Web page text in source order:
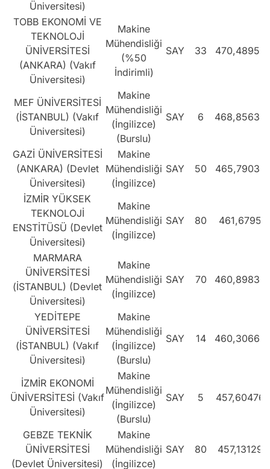
Üniversitesi)
TOBB EKONOMİ VE
TEKNOLOJİ
ÜNİVERSİTESİ
(ANKARA) (Vakıf
Üniversitesi)
Makine
Mühendisliği
(%50
İndirimli)
SAY 33 470,48959
MEF ÜNİVERSİTESİ
(İSTANBUL) (Vakıf
Üniversitesi)
Makine
Mühendisliği
(İngilizce)
(Burslu)
SAY 6 468,85636
GAZİ ÜNİVERSİTESİ
(ANKARA) (Devlet
Üniversitesi)
Makine
Mühendisliği
(İngilizce)
SAY 50 465,79039
İZMİR YÜKSEK
TEKNOLOJİ
ENSTİTÜSÜ (Devlet
Üniversitesi)
Makine
Mühendisliği
(İngilizce)
SAY 80 461,6795
MARMARA
ÜNİVERSİTESİ
(İSTANBUL) (Devlet
Üniversitesi)
Makine
Mühendisliği
(İngilizce)
SAY 70 460,89836
YEDİTEPE
ÜNİVERSİTESİ
(İSTANBUL) (Vakıf
Üniversitesi)
Makine
Mühendisliği
(İngilizce)
(Burslu)
SAY 14 460,30664
İZMİR EKONOMİ
ÜNİVERSİTESİ (Vakıf
Üniversitesi)
Makine
Mühendisliği
(İngilizce)
(Burslu)
SAY 5 457,60476
GEBZE TEKNİK
ÜNİVERSİTESİ
(Devlet Üniversitesi)
Makine
Mühendisliği
(İngilizce)
SAY 80 457,13129